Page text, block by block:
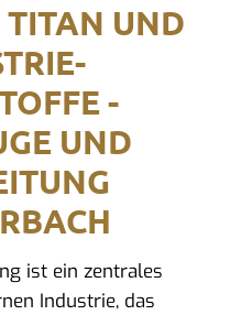
TITAN UND
-
UND
ist ein zentrales
Industrie, das